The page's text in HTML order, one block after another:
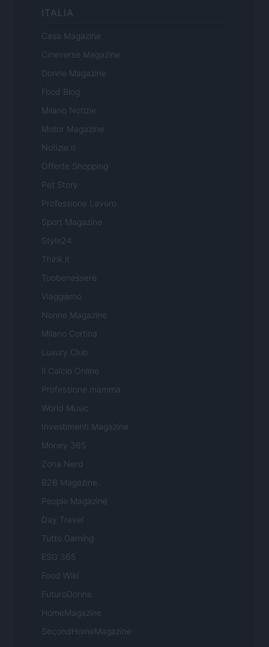
ITALIA
Casa Magazine
Cineverse Magazine
Donne Magazine
Food Blog
Milano Notizie
Motor Magazine
Notizie.it
Offerte Shopping
Pet Story
Professione Lavoro
Sport Magazine
Style24
Think.it
Tuobenessere
Viaggiamo
Nonne Magazine
Milano Cortina
Luxury Club
Il Calcio Online
Professione mamma
World Music
Investimenti Magazine
Money 365
Zona Nerd
B2B Magazine
People Magazine
Day Travel
Tutto Gaming
ESG 365
Food Wiki
FuturoDonna
HomeMagazine
SecondHomeMagazine